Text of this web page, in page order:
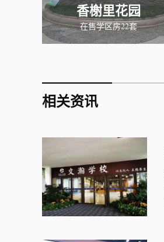
香榭里花园
在售学区房22套
相关资讯